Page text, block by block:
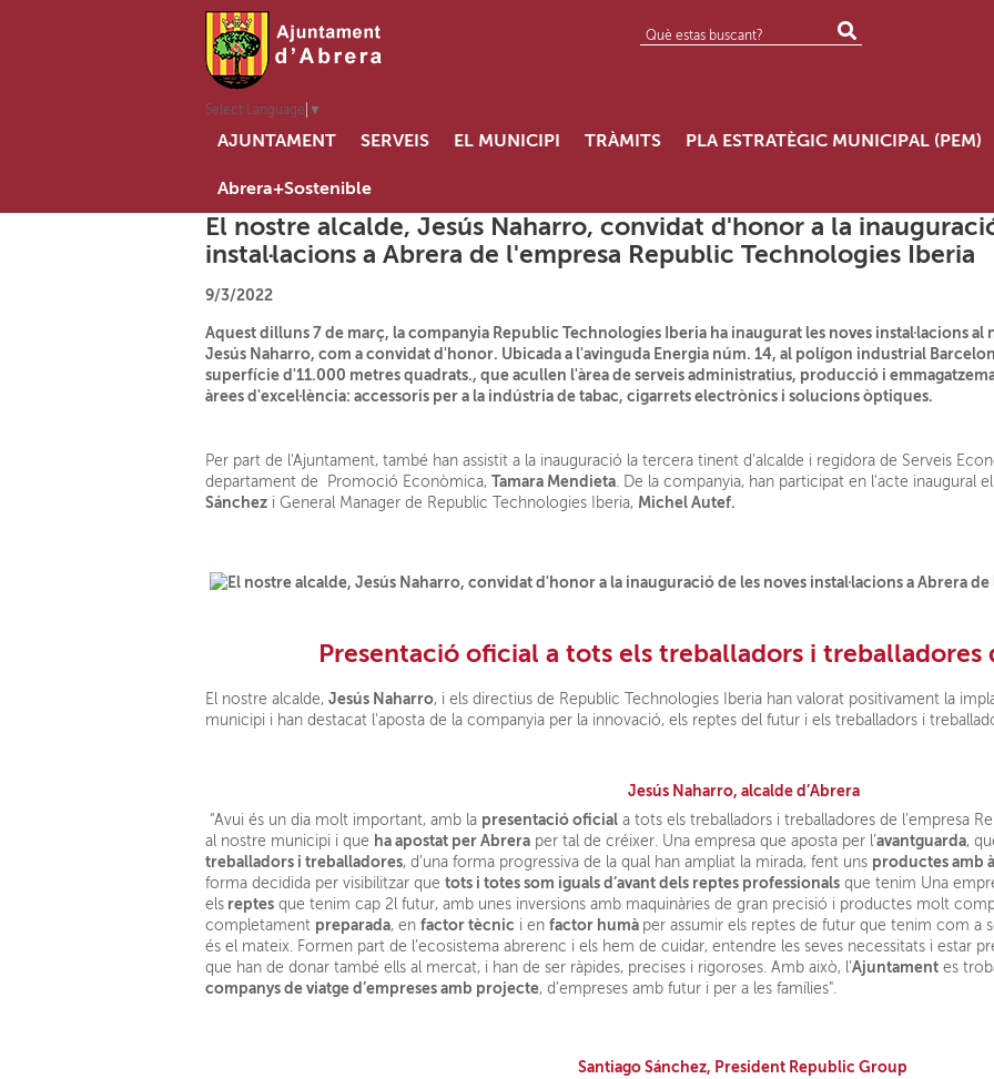
Select Language ▼
AJUNTAMENT SERVEIS EL MUNICIPI TRÀMITS PLA ESTRATÈGIC MUNICIPAL (PEM)
Abrera+Sostenible
El nostre alcalde, Jesús Naharro, convidat d'honor a la
instal·lacions a Abrera de l'empresa Republic Technologies Iberia
9/3/2022
Aquest dilluns 7 de març, la companyia Republic Technologies Iberia ha inaugurat les noves instal·lacions
Jesús Naharro, com a convidat d'honor. Ubicada a l'avinguda Energia núm. 14, al polígon industrial
superfície d'11.000 metres quadrats., que acullen l'àrea de serveis administratius, producció i
àrees d'excel·lència: accessoris per a la indústria de tabac, cigarrets electrònics i solucions òptiques.
Per part de l'Ajuntament, també han assistit a la inauguració la tercera tinent d'alcalde i regidora de Serveis
departament de Promoció Econòmica, Tamara Mendieta. De la companyia, han participat en l'acte inaugural
Sánchezi General Manager de Republic Technologies Iberia, Michel Autef.
Presentació oficial a tots els treballadors i treballadores
El nostre alcalde, Jesús Naharro, i els directius de Republic Technologies Iberia han valorat positivament la
municipi i han destacat l'aposta de la companyia per la innovació, els reptes del futur i els treballadors i
Jesús Naharro, alcalde d’Abrera
“Avui és un dia molt important, amb la presentació oficiala tots els treballadors i treballadores de l’empresa
al nostre municipi i que ha apostat per Abreraper tal de créixer. Una empresa que aposta per l’avantguarda,
treballadors i treballadores, d’una forma progressiva de la qual han ampliat la mirada, fent uns productes amb
forma decidida per visibilitzar que tots i totes som iguals d’avant dels reptes professionalsque tenim Una
elsreptesque tenim cap 2l futur, amb unes inversions amb maquinàries de gran precisió i productes molt
completament preparada, en factor tècnic i en factor humà per assumir els reptes de futur que tenim com a
és el mateix. Formen part de l’ecosistema abrerenc i els hem de cuidar, entendre les seves necessitats i estar
que han de donar també ells al mercat, i han de ser ràpides, precises i rigoroses. Amb això, l’Ajuntamentes
companys de viatge d’empreses amb projecte, d’empreses amb futur i per a les famílies".
Santiago Sánchez, President Republic Group